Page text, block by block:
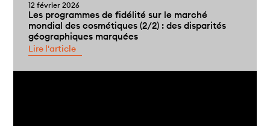
12 février 2026
Les programmes de fidélité sur le marché
mondial des cosmétiques (2/2) : des disparités
géographiques marquées
Lire l'article